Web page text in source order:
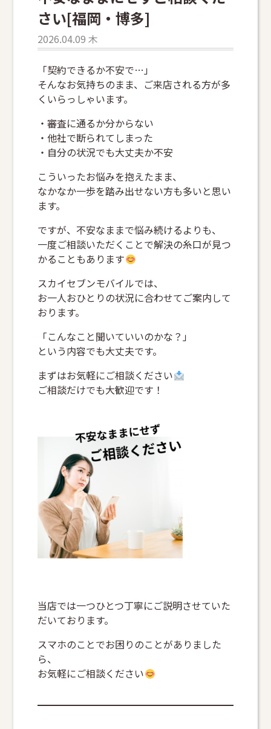
さい[福岡・博多]
2026.04.09 木
「契約できるか不安で…」
そんなお気持ちのまま、ご来店される方が多
くいらっしゃいます。
・審査に通るか分からない
・他社で断られてしまった
・自分の状況でも大丈夫か不安
こういったお悩みを抱えたまま、
なかなか一歩を踏み出せない方も多いと思い
ます。
ですが、不安なままで悩み続けるよりも、
一度ご相談いただくことで解決の糸口が見つ
かることもあります
スカイセブンモバイルでは、
お一人おひとりの状況に合わせてご案内して
おります。
「こんなこと聞いていいのかな？」
という内容でも大丈夫です。
まずはお気軽にご相談ください
ご相談だけでも大歓迎です！
当店では一つひとつ丁寧にご説明させていた
だいております。
スマホのことでお困りのことがありました
ら、
お気軽にご相談ください